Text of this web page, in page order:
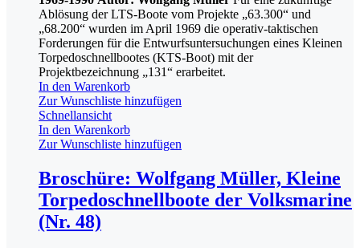
Ablösung der LTS-Boote vom Projekte „63.300“ und
„68.200“ wurden im April 1969 die operativ-taktischen
Forderungen für die Entwurfsuntersuchungen eines Kleinen
Torpedoschnellbootes (KTS-Boot) mit der
Projektbezeichnung „131“ erarbeitet.
In den Warenkorb
Zur Wunschliste hinzufügen
Schnellansicht
In den Warenkorb
Zur Wunschliste hinzufügen
Broschüre: Wolfgang Müller, Kleine
Torpedoschnellboote der Volksmarine
(Nr. 48)